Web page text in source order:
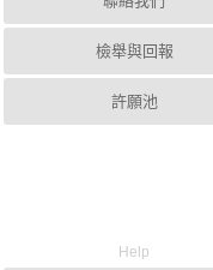
檢舉與回報
許願池
Help